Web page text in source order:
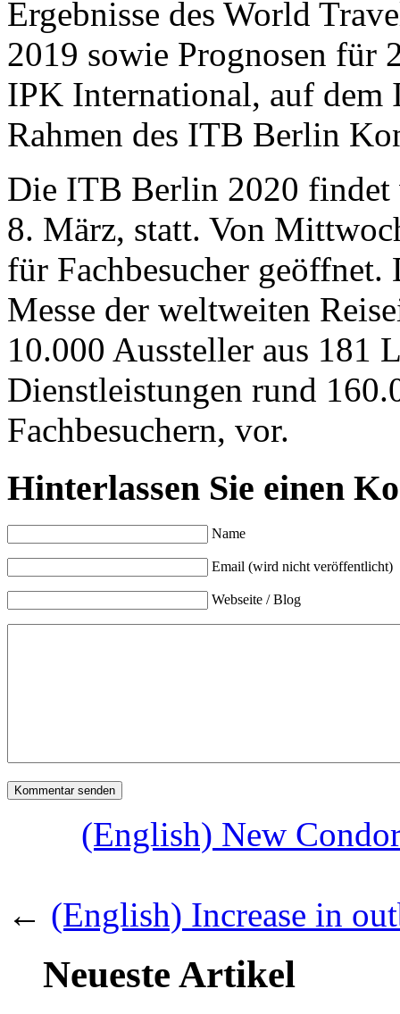
Ergebnisse des World
2019 sowie Prognosen für
IPK International, auf
Rahmen des ITB Berlin
Die ITB Berlin 2020
8. März, statt. Von
für Fachbesucher
Messe der weltweiten
10.000 Aussteller aus 181
Dienstleistungen rund
Fachbesuchern, vor.
Hinterlassen Sie einen
Name
Email (wird nicht veröffentlicht)
Webseite / Blog
(English) New
← (English) Increase in
Neueste Artikel